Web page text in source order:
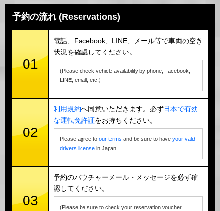
予約の流れ (Reservations)
01
電話、Facebook、LINE、メール等で車両の空き
状況を確認してください。
(Please check vehicle availability by phone, Facebook,
LINE, email, etc.)
02
利用規約へ同意いただきます。必ず日本で有効
な運転免許証をお持ちください。
Please agree to our terms and be sure to have your valid
drivers license in Japan.
03
予約のバウチャーメール・メッセージを必ず確
認してください。
(Please be sure to check your reservation voucher